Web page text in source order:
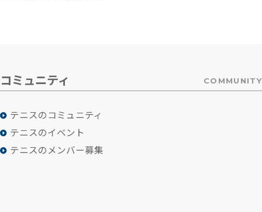
コミュニティ COMMUNITY
テニスのコミュニティ
テニスのイベント
テニスのメンバー募集